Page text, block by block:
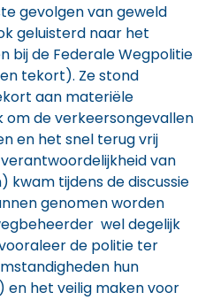
gevolgen van geweld
geluisterd naar het
bij de Federale Wegpolitie
tekort). Ze stond
aan materiële
om de verkeersongevallen
en het snel terug vrij
van
tijdens de discussie
genomen worden
wel degelijk
de politie ter
hun
en het veilig maken voor